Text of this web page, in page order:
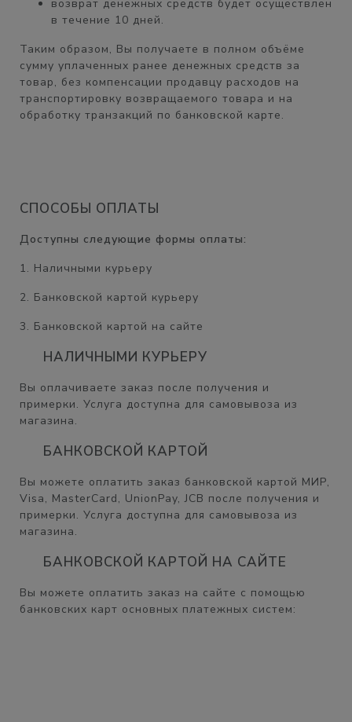
возврат денежных средств будет осуществлен
в течение 10 дней.
Таким образом, Вы получаете в полном объёме
сумму уплаченных ранее денежных средств за
товар, без компенсации продавцу расходов на
транспортировку возвращаемого товара и на
обработку транзакций по банковской карте.
СПОСОБЫ ОПЛАТЫ
Доступны следующие формы оплаты:
1. Наличными курьеру
2. Банковской картой курьеру
3. Банковской картой на сайте
НАЛИЧНЫМИ КУРЬЕРУ
Вы оплачиваете заказ после получения и
примерки. Услуга доступна для самовывоза из
магазина.
БАНКОВСКОЙ КАРТОЙ
Вы можете оплатить заказ банковской картой МИР,
Visa, MasterCard, UnionPay, JCB после получения и
примерки. Услуга доступна для самовывоза из
магазина.
БАНКОВСКОЙ КАРТОЙ НА САЙТЕ
Вы можете оплатить заказ на сайте с помощью
банковских карт основных платежных систем: